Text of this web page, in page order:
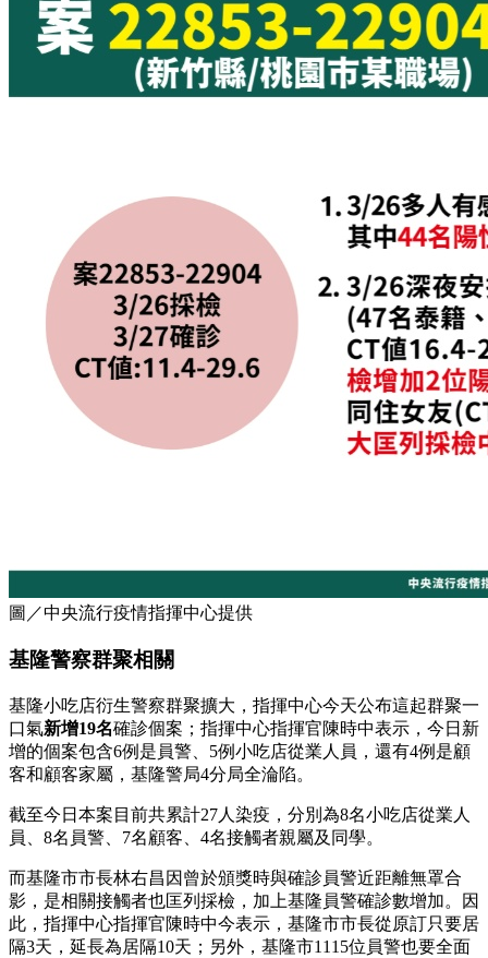
圖／中央流行疫情指揮中心提供
基隆警察群聚相關
基隆小吃店衍生警察群聚擴大，指揮中心今天公布這起群聚一
口氣新增19名確診個案；指揮中心指揮官陳時中表示，今日新
增的個案包含6例是員警、5例小吃店從業人員，還有4例是顧
客和顧客家屬，基隆警局4分局全淪陷。
截至今日本案目前共累計27人染疫，分別為8名小吃店從業人
員、8名員警、7名顧客、4名接觸者親屬及同學。
而基隆市市長林右昌因曾於頒獎時與確診員警近距離無罩合
影，是相關接觸者也匡列採檢，加上基隆員警確診數增加。因
此，指揮中心指揮官陳時中今表示，基隆市市長從原訂只要居
隔3天，延長為居隔10天；另外，基隆市1115位員警也要全面